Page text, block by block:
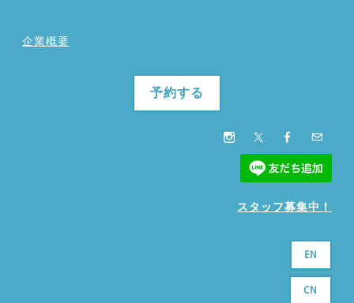
企業概要
予約する
スタッフ募集中！
EN
CN